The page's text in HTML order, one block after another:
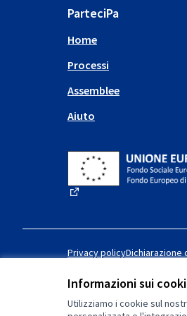
Informazioni sui
Utilizziamo i cookie sul
ParteciPa
Home
Processi
Assemblee
Aiuto
Privacy policyDichiarazione
Licenza Creative
(Collegamento esterno)